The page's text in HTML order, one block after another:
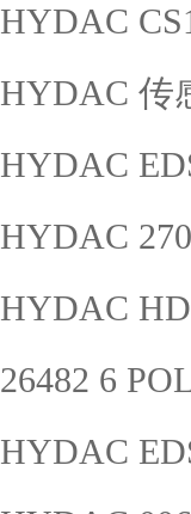
HYDAC
HYDAC 传
HYDAC
HYDAC
HYDAC
26482 6
HYDAC